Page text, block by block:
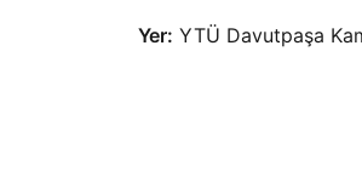
Yer: YTÜ Davutpaşa